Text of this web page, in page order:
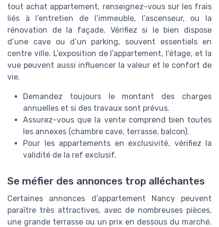
tout achat appartement, renseignez-vous sur les frais
liés à l’entretien de l’immeuble, l’ascenseur, ou la
rénovation de la façade. Vérifiez si le bien dispose
d’une cave ou d’un parking, souvent essentiels en
centre ville. L’exposition de l’appartement, l’étage, et la
vue peuvent aussi influencer la valeur et le confort de
vie.
Demandez toujours le montant des charges
annuelles et si des travaux sont prévus.
Assurez-vous que la vente comprend bien toutes
les annexes (chambre cave, terrasse, balcon).
Pour les appartements en exclusivité, vérifiez la
validité de la ref exclusif.
Se méfier des annonces trop alléchantes
Certaines annonces d’appartement Nancy peuvent
paraître très attractives, avec de nombreuses pièces,
une grande terrasse ou un prix en dessous du marché.